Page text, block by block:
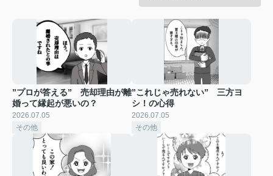
”プロが答える” 売却理由が離
婚って縁起が悪いの？
2026.07.05
その他
”これじゃ売れない” 三方ヨ
シ！の心得
2026.07.05
その他